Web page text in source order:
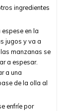
ingredientes
en la
jugos y va a
manzanas se
a espesar.
a una
de la olla al
enfríe por